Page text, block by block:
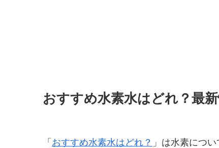
おすすめ水素水はどれ？最新
「 おすすめ水素水はどれ？ 」は水素につ